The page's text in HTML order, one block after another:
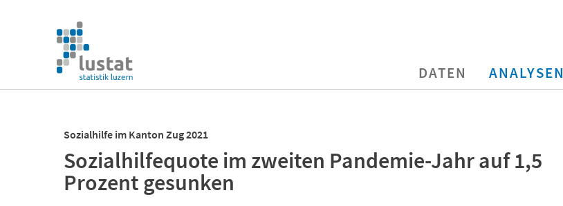
überspringen
Navigation
überspringen
DATEN ANALYSEN
Sozialhilfe im Kanton Zug 2021
Sozialhilfequote im zweiten Pandemie-Jahr auf 1,5
Prozent gesunken